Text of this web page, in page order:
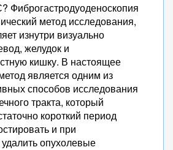
Фиброгастродуоденоскопия
метод исследования,
изнутри визуально
желудок и
кишку. В настоящее
является одним из
способов исследования
тракта, который
короткий период
и при
опухолевые